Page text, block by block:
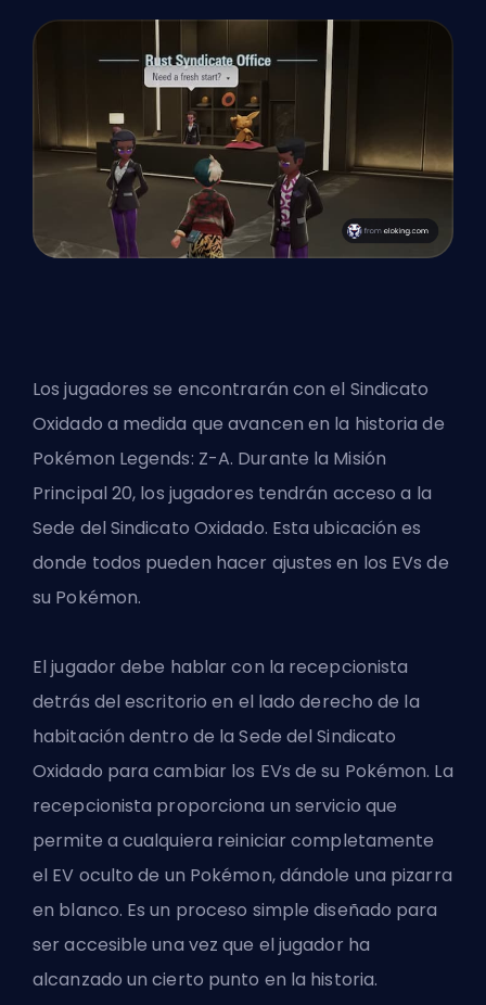
Los jugadores se encontrarán con el Sindicato
Oxidado a medida que avancen en la historia de
Pokémon Legends: Z-A. Durante la Misión
Principal 20, los jugadores tendrán acceso a la
Sede del Sindicato Oxidado. Esta ubicación es
donde todos pueden hacer ajustes en los EVs de
su Pokémon.
El jugador debe hablar con la recepcionista
detrás del escritorio en el lado derecho de la
habitación dentro de la Sede del Sindicato
Oxidado para cambiar los EVs de su Pokémon. La
recepcionista proporciona un servicio que
permite a cualquiera reiniciar completamente
el EV oculto de un Pokémon, dándole una pizarra
en blanco. Es un proceso simple diseñado para
ser accesible una vez que el jugador ha
alcanzado un cierto punto en la historia.